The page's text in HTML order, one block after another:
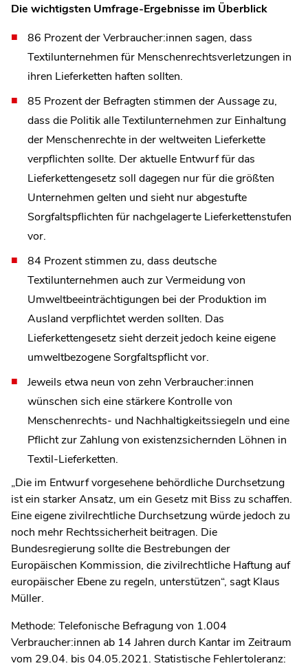
Die wichtigsten Umfrage-Ergebnisse im Überblick
86 Prozent der Verbraucher:innen sagen, dass
Textilunternehmen für Menschenrechtsverletzungen in
ihren Lieferketten haften sollten.
85 Prozent der Befragten stimmen der Aussage zu,
dass die Politik alle Textilunternehmen zur Einhaltung
der Menschenrechte in der weltweiten Lieferkette
verpflichten sollte. Der aktuelle Entwurf für das
Lieferkettengesetz soll dagegen nur für die größten
Unternehmen gelten und sieht nur abgestufte
Sorgfaltspflichten für nachgelagerte Lieferkettenstufen
vor.
84 Prozent stimmen zu, dass deutsche
Textilunternehmen auch zur Vermeidung von
Umweltbeeinträchtigungen bei der Produktion im
Ausland verpflichtet werden sollten. Das
Lieferkettengesetz sieht derzeit jedoch keine eigene
umweltbezogene Sorgfaltspflicht vor.
Jeweils etwa neun von zehn Verbraucher:innen
wünschen sich eine stärkere Kontrolle von
Menschenrechts- und Nachhaltigkeitssiegeln und eine
Pflicht zur Zahlung von existenzsichernden Löhnen in
Textil-Lieferketten.
„Die im Entwurf vorgesehene behördliche Durchsetzung
ist ein starker Ansatz, um ein Gesetz mit Biss zu schaffen.
Eine eigene zivilrechtliche Durchsetzung würde jedoch zu
noch mehr Rechtssicherheit beitragen. Die
Bundesregierung sollte die Bestrebungen der
Europäischen Kommission, die zivilrechtliche Haftung auf
europäischer Ebene zu regeln, unterstützen“, sagt Klaus
Müller.
Methode: Telefonische Befragung von 1.004
Verbraucher:innen ab 14 Jahren durch Kantar im Zeitraum
vom 29.04. bis 04.05.2021. Statistische Fehlertoleranz: